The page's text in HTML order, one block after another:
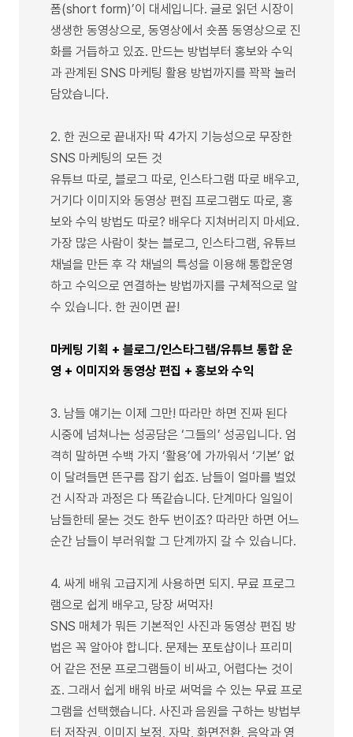
폼(short form)’이 대세입니다. 글로 읽던 시장이
생생한 동영상으로, 동영상에서 숏폼 동영상으로 진
화를 거듭하고 있죠. 만드는 방법부터 홍보와 수익
과 관계된 SNS 마케팅 활용 방법까지를 꽉꽉 눌러
담았습니다.
2. 한 권으로 끝내자! 딱 4가지 기능성으로 무장한
SNS 마케팅의 모든 것
유튜브 따로, 블로그 따로, 인스타그램 따로 배우고,
거기다 이미지와 동영상 편집 프로그램도 따로, 홍
보와 수익 방법도 따로? 배우다 지쳐버리지 마세요.
가장 많은 사람이 찾는 블로그, 인스타그램, 유튜브
채널을 만든 후 각 채널의 특성을 이용해 통합운영
하고 수익으로 연결하는 방법까지를 구체적으로 알
수 있습니다. 한 권이면 끝!
마케팅 기획 + 블로그/인스타그램/유튜브 통합 운
영 + 이미지와 동영상 편집 + 홍보와 수익
3. 남들 얘기는 이제 그만! 따라만 하면 진짜 된다
시중에 넘쳐나는 성공담은 ‘그들의’ 성공입니다. 엄
격히 말하면 수백 가지 ‘활용’에 가까워서 ‘기본’ 없
이 달려들면 뜬구름 잡기 쉽죠. 남들이 얼마를 벌었
건 시작과 과정은 다 똑같습니다. 단계마다 일일이
남들한테 묻는 것도 한두 번이죠? 따라만 하면 어느
순간 남들이 부러워할 그 단계까지 갈 수 있습니다.
4. 싸게 배워 고급지게 사용하면 되지. 무료 프로그
램으로 쉽게 배우고, 당장 써먹자!
SNS 매체가 뭐든 기본적인 사진과 동영상 편집 방
법은 꼭 알아야 합니다. 문제는 포토샵이나 프리미
어 같은 전문 프로그램들이 비싸고, 어렵다는 것이
죠. 그래서 쉽게 배워 바로 써먹을 수 있는 무료 프로
그램을 선택했습니다. 사진과 음원을 구하는 방법부
터 저작권, 이미지 보정, 자막, 화면전환, 음악과 영